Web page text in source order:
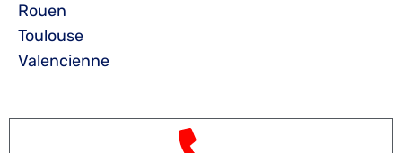
Rouen
Toulouse
Valencienne